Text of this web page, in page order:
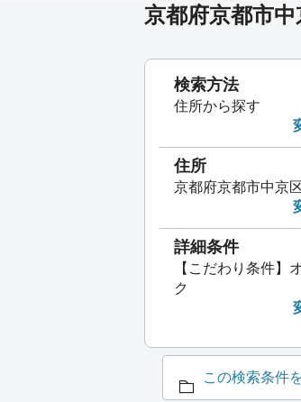
京都府京都市
検索方法
住所から探す
住所
京都府京都市中京
詳細条件
【こだわり条件】
ク
この検索条件